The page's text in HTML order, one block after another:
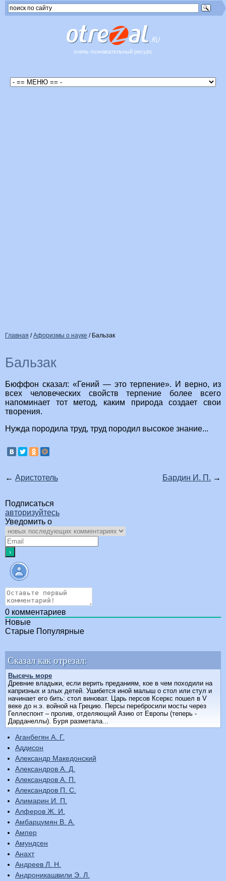
очень познавательный ресурс
Главная /Афоризмы о науке / Бальзак
Бальзак
Бюффон сказал: «Гений — это терпение». И верно, из
всех человеческих свойств терпение более всего
напоминает тот метод, каким природа создает свои
творения.
Нужда породила труд, труд породил высокое знание...
← Аристотель Бардин И. П. →
Подписаться
авторизуйтесь
Уведомить о
0 комментариев
Новые
Старые Популярные
Сказал как отрезал:
Высечь море
Древние владыки, если верить преданиям, кое в чем походили на
капризных и злых детей. Ушибется иной малыш о стол или стул и
начинает его бить: стол виноват. Царь персов Ксеркс пошел в V
веке до н.э. войной на Грецию. Персы перебросили мосты через
Геллеспонт – пролив, отделяющий Азию от Европы (теперь -
Дарданеллы). Буря разметала...
Аганбегян А. Г.
Аддисон
Александр Македонский
Александров А. Д.
Александров А. П.
Александров П. С.
Алимарин И. П.
Алферов Ж. И.
Амбарцумян В. А.
Ампер
Амундсен
Анахт
Андреев Л. Н.
Андроникашвили Э. Л.